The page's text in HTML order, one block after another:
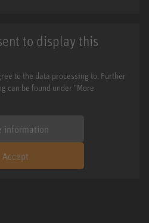
to display this
to the data processing to. Further
can be found under "More
information
Accept